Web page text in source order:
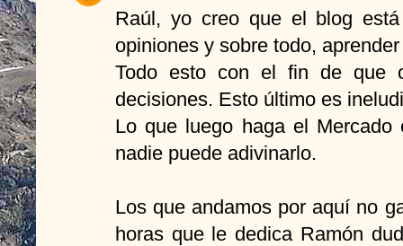
Raúl, yo creo que el blog
opiniones y sobre todo,
Todo esto con el fin de que
decisiones. Esto último es
Lo que luego haga el
nadie puede adivinarlo.
Los que andamos por aquí no
horas que le dedica Ramón